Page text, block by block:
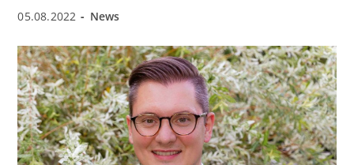
Beitrag
05.08.2022
Beitrags-
News